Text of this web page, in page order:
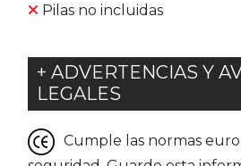
Pilas no incluidas
+ ADVERTENCIAS Y
LEGALES
Cumple las normas